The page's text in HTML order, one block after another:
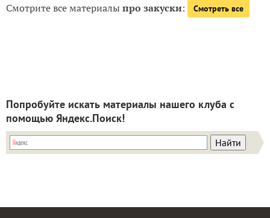
Смотрите все материалыпро закуски: Смотреть все
Попробуйте искать материалы нашего клуба с
помощью Яндекс.Поиск!